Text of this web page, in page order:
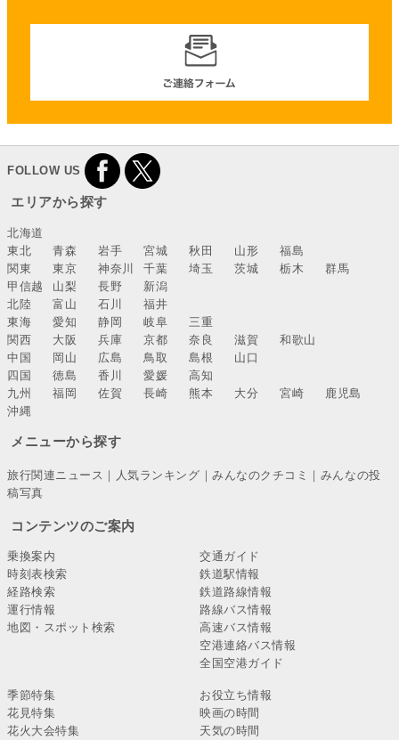
FOLLOW US
エリアから探す
北海道
東北
青森 岩手 宮城 秋田 山形
福島
関東
東京 神奈川 千葉 埼玉 茨城 栃木
群馬
甲信越
山梨 長野
新潟
北陸
富山 石川
福井
東海
愛知 静岡 岐阜
三重
関西
大阪 兵庫 京都 奈良 滋賀
和歌山
中国
岡山 広島 鳥取 島根
山口
四国
徳島 香川 愛媛
高知
九州
福岡 佐賀 長崎 熊本 大分 宮崎
鹿児島
沖縄
メニューから探す
旅行関連ニュース ｜ 人気ランキング ｜みんなのクチコミ ｜ みんなの投
稿写真
コンテンツのご案内
乗換案内
時刻表検索
経路検索
運行情報
地図・スポット検索
交通ガイド
鉄道駅情報
鉄道路線情報
路線バス情報
高速バス情報
空港連絡バス情報
全国空港ガイド
季節特集
花見特集
花火大会特集
お役立ち情報
映画の時間
天気の時間